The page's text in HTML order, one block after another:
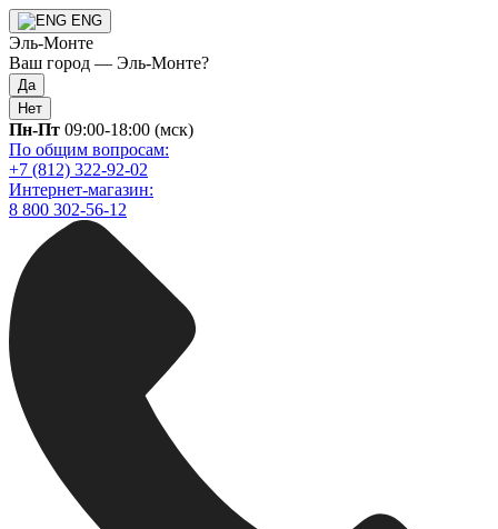
ENG
Эль-Монте
Ваш город — Эль-Монте?
Да
Нет
Пн-Пт 09:00-18:00 (мск)
По общим вопросам:
+7 (812) 322-92-02
Интернет-магазин:
8 800 302-56-12